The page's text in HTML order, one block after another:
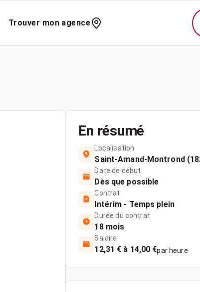
Trouver mon agence
En résumé
Localisation
Saint-Amand-Montrond
Date de début
Dès que possible
Contrat
Intérim - Temps plein
Durée du contrat
18 mois
Salaire
12,31 € à 14,00 €par heure